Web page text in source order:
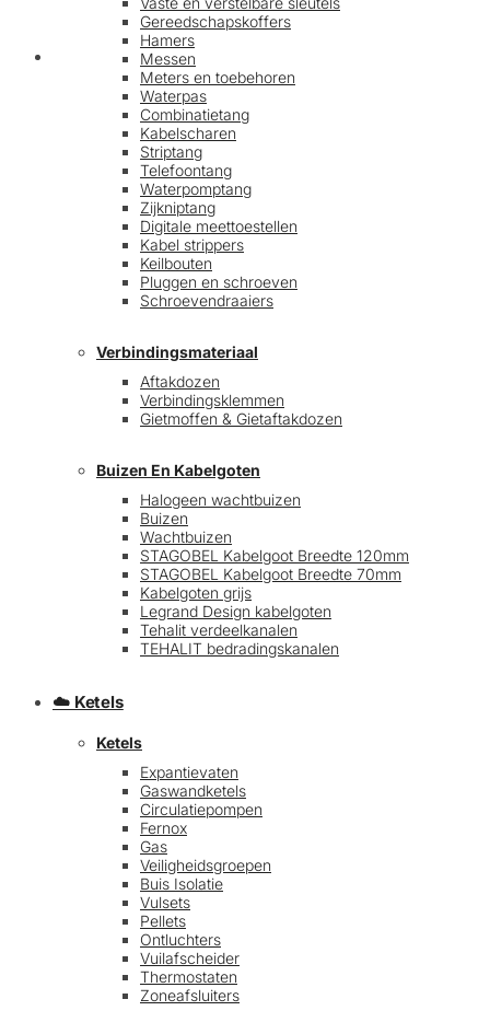
Afrekenen
Gereedschapskoffers
Hamers
Messen
Meters en toebehoren
Waterpas
Combinatietang
Kabelscharen
Striptang
Telefoontang
Waterpomptang
Zijkniptang
Digitale meettoestellen
Kabel strippers
Keilbouten
Pluggen en schroeven
Schroevendraaiers
Verbindingsmateriaal
Aftakdozen
Verbindingsklemmen
Gietmoffen & Gietaftakdozen
Buizen En Kabelgoten
Halogeen wachtbuizen
Buizen
Wachtbuizen
STAGOBEL Kabelgoot Breedte 120mm
STAGOBEL Kabelgoot Breedte 70mm
Kabelgoten grijs
Legrand Design kabelgoten
Tehalit verdeelkanalen
TEHALIT bedradingskanalen
☁️ Ketels
Ketels
Expantievaten
Gaswandketels
Circulatiepompen
Fernox
Gas
Veiligheidsgroepen
Buis Isolatie
Vulsets
Pellets
Ontluchters
Vuilafscheider
Thermostaten
Zoneafsluiters